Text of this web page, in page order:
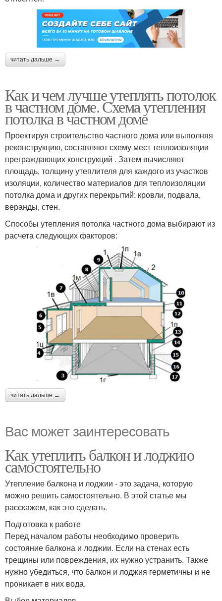
читать дальше →
Как и чем лучше утеплять потолок
в частном доме. Схема утепления
потолка в частном доме
Проектируя строительство частного дома или выполняя
реконструкцию, составляют схему мест теплоизоляции
преграждающих конструкций . Затем вычисляют
площадь, толщину утеплителя для каждого из участков
изоляции, количество материалов для теплоизоляции
потолка дома и других перекрытий: кровли, подвала,
веранды, стен.
Способы утепления потолка частного дома выбирают из
расчета следующих факторов:
читать дальше →
Вас может заинтересовать
Как утеплить балкон и лоджию
самостоятельно
Утепление балкона и лоджии - это задача, которую
можно решить самостоятельно. В этой статье мы
расскажем, как это сделать.
Подготовка к работе
Перед началом работы необходимо проверить
состояние балкона и лоджии. Если на стенах есть
трещины или повреждения, их нужно устранить. Также
нужно убедиться, что балкон и лоджия герметичны и не
проникает в них вода.